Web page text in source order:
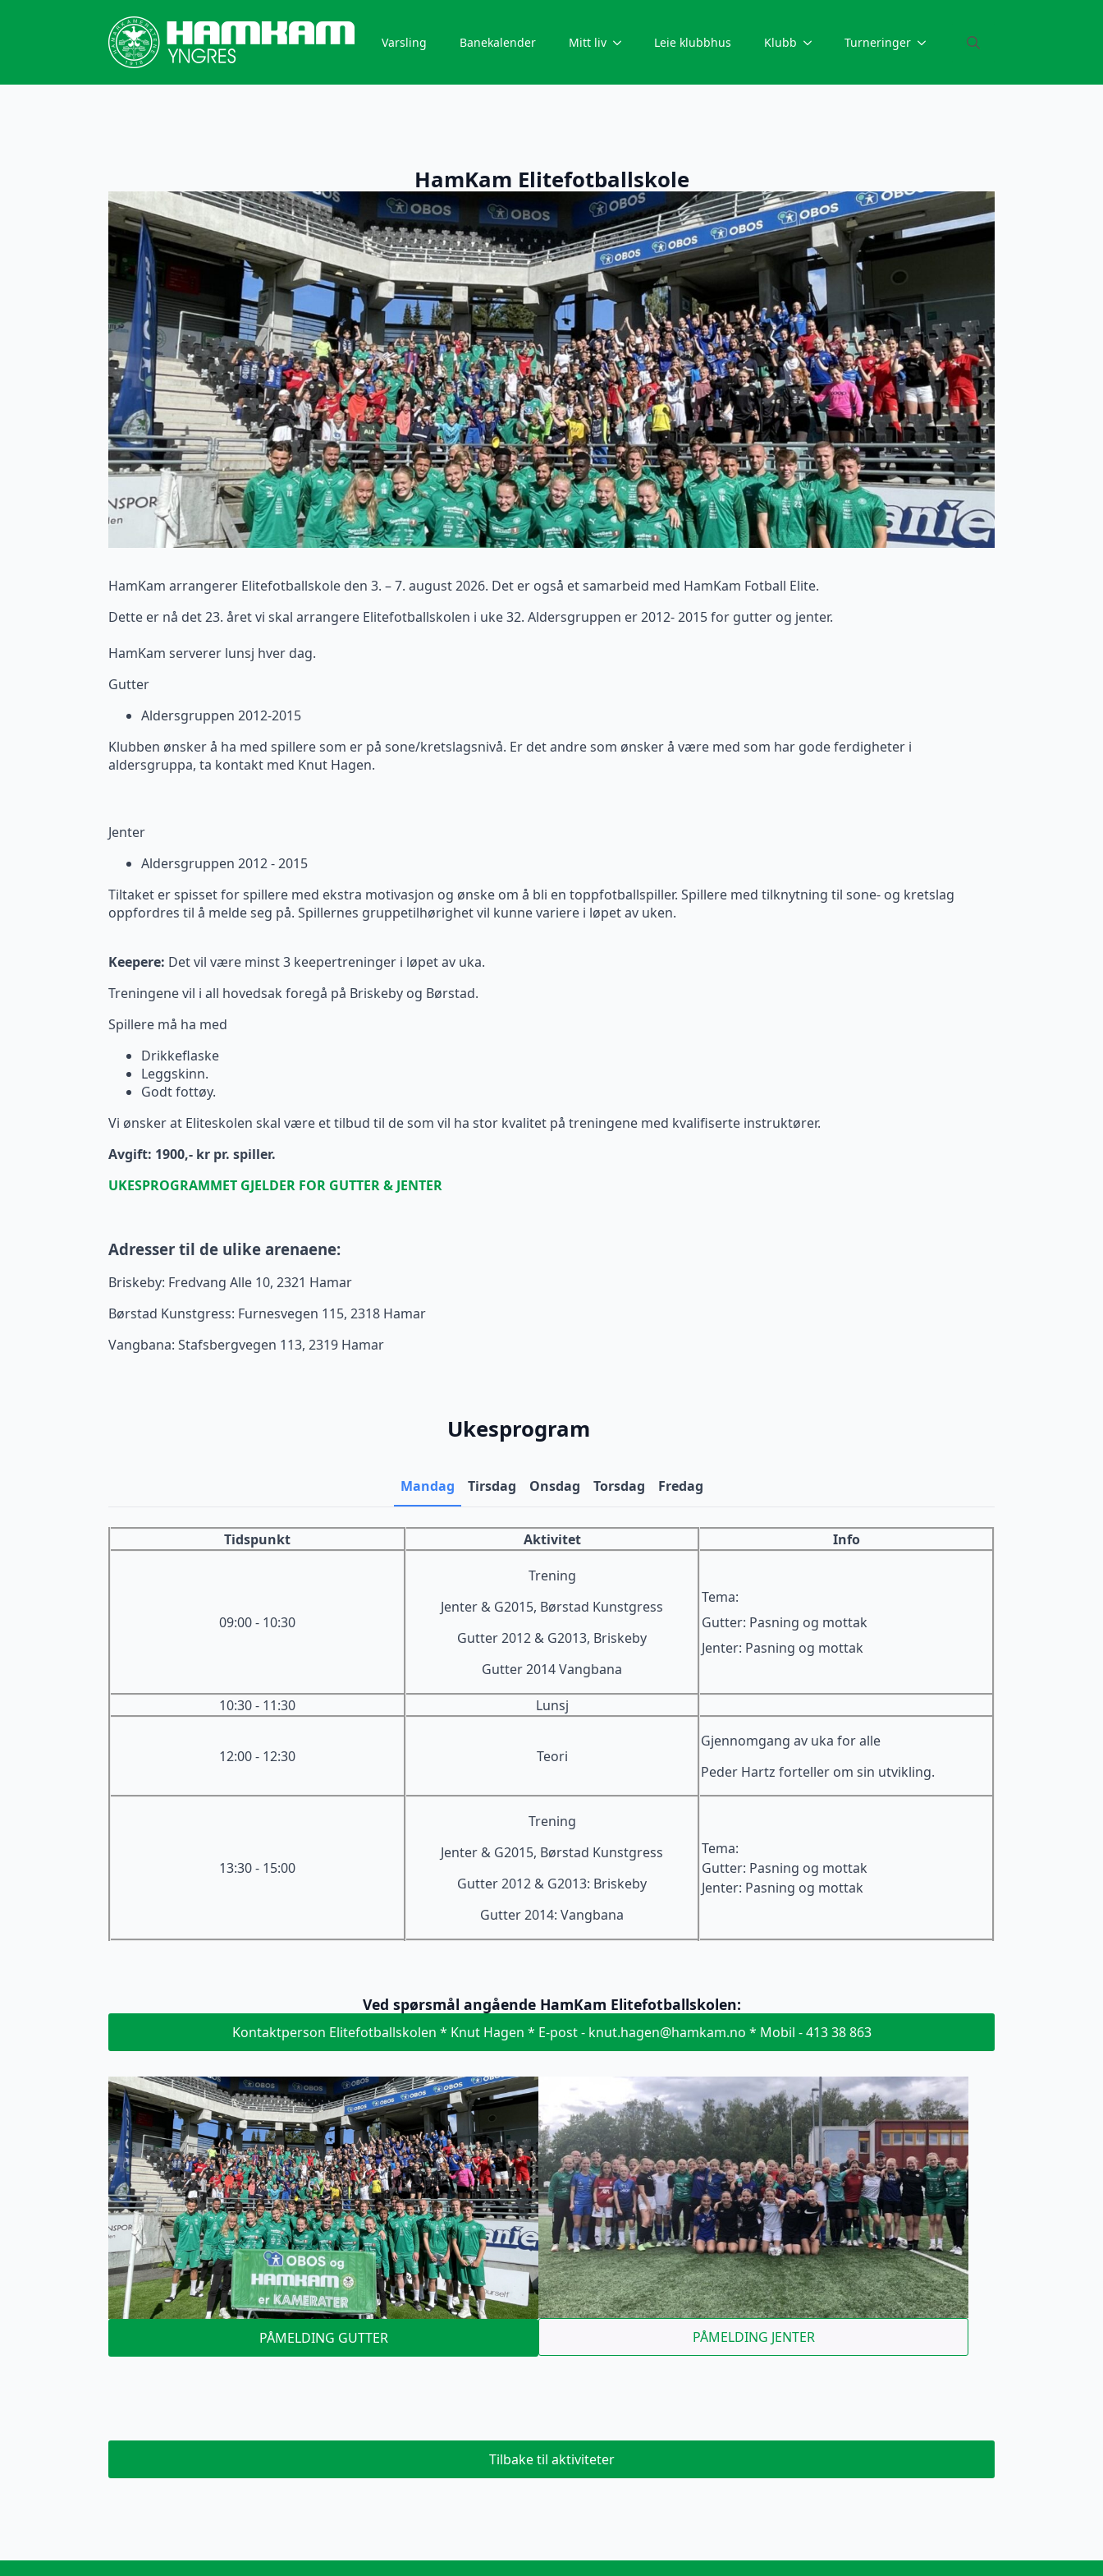
Varsling Banekalender Mitt liv Leie klubbhus Klubb Turneringer
for:
HamKam Elitefotballskole
HamKam arrangerer Elitefotballskole den 3. – 7. august 2026. Det er også et samarbeid med HamKam Fotball Elite.
Dette er nå det 23. året vi skal arrangere Elitefotballskolen i uke 32. Aldersgruppen er 2012- 2015 for gutter og jenter.
HamKam serverer lunsj hver dag.
Gutter
Aldersgruppen 2012-2015
Klubben ønsker å ha med spillere som er på sone/kretslagsnivå. Er det andre som ønsker å være med som har gode ferdigheter i
aldersgruppa, ta kontakt med Knut Hagen.
Jenter
Aldersgruppen 2012 - 2015
Tiltaket er spisset for spillere med ekstra motivasjon og ønske om å bli en toppfotballspiller. Spillere med tilknytning til sone- og kretslag
oppfordres til å melde seg på. Spillernes gruppetilhørighet vil kunne variere i løpet av uken.
Keepere: Det vil være minst 3 keepertreninger i løpet av uka.
Treningene vil i all hovedsak foregå på Briskeby og Børstad.
Spillere må ha med
Drikkeflaske
Leggskinn.
Godt fottøy.
Vi ønsker at Eliteskolen skal være et tilbud til de som vil ha stor kvalitet på treningene med kvalifiserte instruktører.
Avgift: 1900,- kr pr. spiller.
UKESPROGRAMMET GJELDER FOR GUTTER & JENTER
Adresser til de ulike arenaene:
Briskeby: Fredvang Alle 10, 2321 Hamar
Børstad Kunstgress: Furnesvegen 115, 2318 Hamar
Vangbana: Stafsbergvegen 113, 2319 Hamar
Ukesprogram
Mandag Tirsdag Onsdag Torsdag Fredag
Tidspunkt Aktivitet Info
09:00 - 10:30
Trening
Jenter & G2015, Børstad Kunstgress
Gutter 2012 & G2013, Briskeby
Gutter 2014 Vangbana
Tema:
Gutter: Pasning og mottak
Jenter: Pasning og mottak
10:30 - 11:30 Lunsj
12:00 - 12:30 Teori
Gjennomgang av uka for alle
Peder Hartz forteller om sin utvikling.
13:30 - 15:00
Trening
Jenter & G2015, Børstad Kunstgress
Gutter 2012 & G2013: Briskeby
Gutter 2014: Vangbana
Tema:
Gutter: Pasning og mottak
Jenter: Pasning og mottak
Ved spørsmål angående HamKam Elitefotballskolen:
Kontaktperson Elitefotballskolen * Knut Hagen * E-post - knut.hagen@hamkam.no * Mobil - 413 38 863
PÅMELDING GUTTER PÅMELDING JENTER
Tilbake til aktiviteter